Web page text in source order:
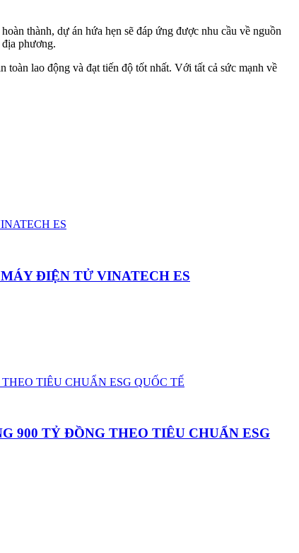
thành, dự án hứa hẹn sẽ đáp ứng được nhu cầu về nguồn
phương.
lao động và đạt tiến độ tốt nhất. Với tất cả sức mạnh về
ĐIỆN TỬ VINATECH ES
900 TỶ ĐỒNG THEO TIÊU CHUẨN ESG